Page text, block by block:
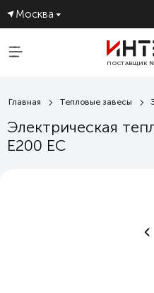
Москва
ПОСТАВЩИК
Главная Тепловые завесы
Электрическая
E200 EC